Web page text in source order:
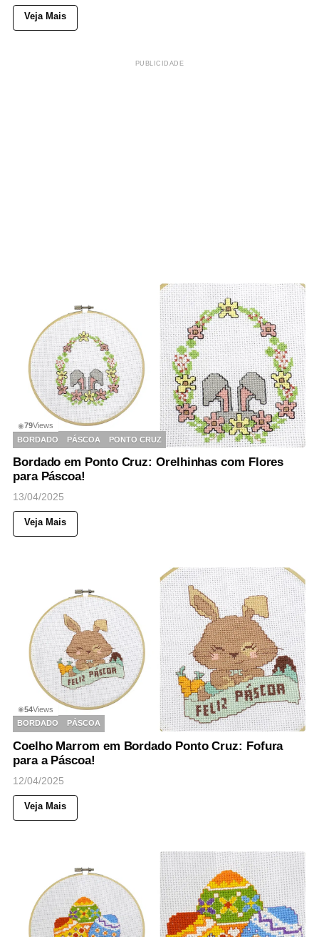
Veja Mais
PUBLICIDADE
◉79Views
BORDADO
PÁSCOA PONTO CRUZ
Bordado em Ponto Cruz: Orelhinhas com Flores
para Páscoa!
13/04/2025
Veja Mais
◉54Views
BORDADO
PÁSCOA
Coelho Marrom em Bordado Ponto Cruz: Fofura
para a Páscoa!
12/04/2025
Veja Mais